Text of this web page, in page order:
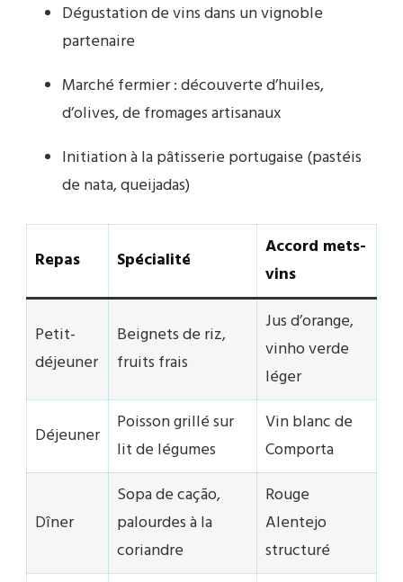
Dégustation de vins dans un vignoble
partenaire
Marché fermier : découverte d’huiles,
d’olives, de fromages artisanaux
Initiation à la pâtisserie portugaise (pastéis
de nata, queijadas)
Repas Spécialité
Accord mets-
vins
Petit-
déjeuner
Beignets de riz,
fruits frais
Jus d’orange,
vinho verde
léger
Déjeuner
Poisson grillé sur
lit de légumes
Vin blanc de
Comporta
Dîner
Sopa de cação,
palourdes à la
coriandre
Rouge
Alentejo
structuré